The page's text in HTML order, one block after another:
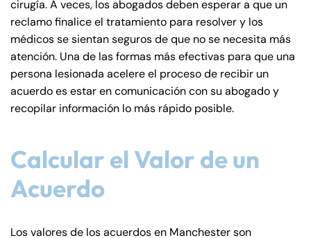
cirugía. A veces, los abogados deben esperar a que un
reclamo finalice el tratamiento para resolver y los
médicos se sientan seguros de que no se necesita más
atención. Una de las formas más efectivas para que una
persona lesionada acelere el proceso de recibir un
acuerdo es estar en comunicación con su abogado y
recopilar información lo más rápido posible.
Calcular el Valor de un
Acuerdo
Los valores de los acuerdos en Manchester son